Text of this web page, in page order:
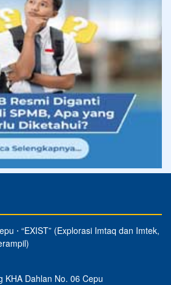
⋅ “EXIST” (Explorasi Imtaq dan Imtek,
KHA Dahlan No. 06 Cepu